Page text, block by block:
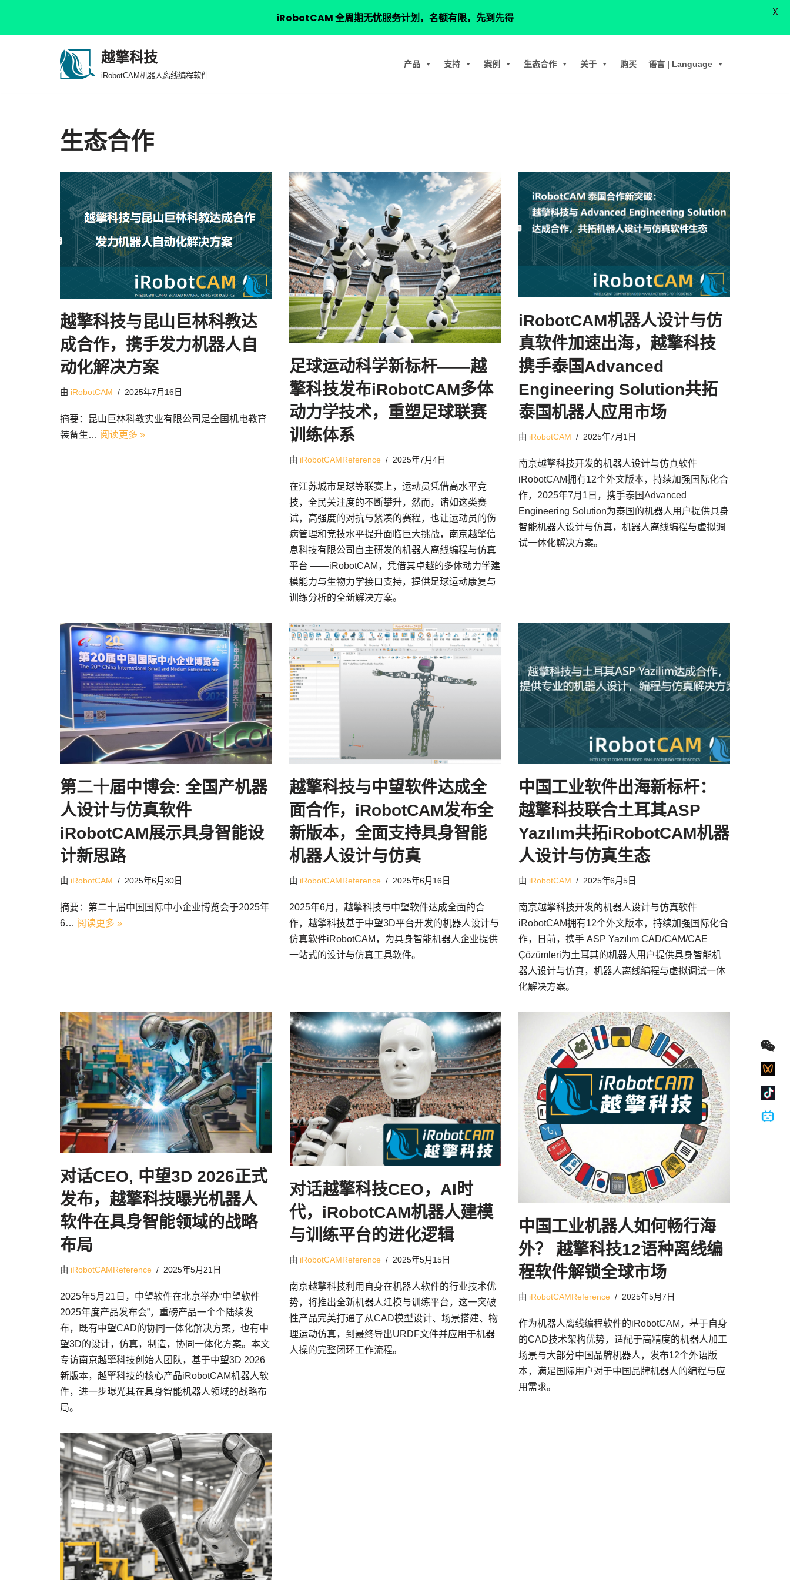
越擎科技
iRobotCAM机器人离线编程软件
产品 支持 案例 生态合作 关于 购买 语言 | Language
生态合作
越擎科技与昆山巨林科教达
成合作，携手发力机器人自
动化解决方案
由 iRobotCAM 2025年7月16日
摘要：昆山巨林科教实业有限公司是全国机电教育
装备生… 阅读更多 »
足球运动科学新标杆——越
擎科技发布iRobotCAM多体
动力学技术，重塑足球联赛
训练体系
由 iRobotCAMReference 2025年7月4日
在江苏城市足球等联赛上，运动员凭借高水平竞
技，全民关注度的不断攀升，然而，诸如这类赛
试，高强度的对抗与紧凑的赛程，也让运动员的伤
病管理和竞技水平提升面临巨大挑战，南京越擎信
息科技有限公司自主研发的机器人离线编程与仿真
平台 ——iRobotCAM，凭借其卓越的多体动力学建
模能力与生物力学接口支持，提供足球运动康复与
训练分析的全新解决方案。
iRobotCAM机器人设计与仿
真软件加速出海，越擎科技
携手泰国Advanced
Engineering Solution共拓
泰国机器人应用市场
由 iRobotCAM 2025年7月1日
南京越擎科技开发的机器人设计与仿真软件
iRobotCAM拥有12个外文版本，持续加强国际化合
作，2025年7月1日，携手泰国Advanced
Engineering Solution为泰国的机器人用户提供具身
智能机器人设计与仿真，机器人离线编程与虚拟调
试一体化解决方案。
第二十届中博会: 全国产机器
人设计与仿真软件
iRobotCAM展示具身智能设
计新思路
由 iRobotCAM 2025年6月30日
摘要：第二十届中国国际中小企业博览会于2025年
6… 阅读更多 »
越擎科技与中望软件达成全
面合作，iRobotCAM发布全
新版本，全面支持具身智能
机器人设计与仿真
由 iRobotCAMReference 2025年6月16日
2025年6月，越擎科技与中望软件达成全面的合
作，越擎科技基于中望3D平台开发的机器人设计与
仿真软件iRobotCAM，为具身智能机器人企业提供
一站式的设计与仿真工具软件。
中国工业软件出海新标杆：
越擎科技联合土耳其ASP
Yazılım共拓iRobotCAM机器
人设计与仿真生态
由 iRobotCAM 2025年6月5日
南京越擎科技开发的机器人设计与仿真软件
iRobotCAM拥有12个外文版本，持续加强国际化合
作，日前，携手 ASP Yazılım CAD/CAM/CAE
Çözümleri为土耳其的机器人用户提供具身智能机
器人设计与仿真，机器人离线编程与虚拟调试一体
化解决方案。
对话CEO, 中望3D 2026正式
发布，越擎科技曝光机器人
软件在具身智能领域的战略
布局
由 iRobotCAMReference 2025年5月21日
2025年5月21日，中望软件在北京举办“中望软件
2025年度产品发布会”，重磅产品一个个陆续发
布，既有中望CAD的协同一体化解决方案，也有中
望3D的设计，仿真，制造，协同一体化方案。本文
专访南京越擎科技创始人团队，基于中望3D 2026
新版本，越擎科技的核心产品iRobotCAM机器人软
件，进一步曝光其在具身智能机器人领域的战略布
局。
对话越擎科技CEO，AI时
代，iRobotCAM机器人建模
与训练平台的进化逻辑
由 iRobotCAMReference 2025年5月15日
南京越擎科技利用自身在机器人软件的行业技术优
势，将推出全新机器人建模与训练平台，这一突破
性产品完美打通了从CAD模型设计、场景搭建、物
理运动仿真，到最终导出URDF文件并应用于机器
人操的完整闭环工作流程。
中国工业机器人如何畅行海
外？ 越擎科技12语种离线编
程软件解锁全球市场
由 iRobotCAMReference 2025年5月7日
作为机器人离线编程软件的iRobotCAM，基于自身
的CAD技术架构优势，适配于高精度的机器人加工
场景与大部分中国品牌机器人，发布12个外语版
本，满足国际用户对于中国品牌机器人的编程与应
用需求。
iRobotCAM 全周期无忧服务计划，名额有限，先到先得 X